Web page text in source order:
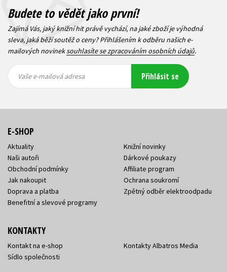
Budete to vědět jako první!
Zajímá Vás, jaký knižní hit právě vychází, na jaké zboží je výhodná
sleva, jaká běží soutěž o ceny? Přihlášením k odběru našich e-
mailových novineksouhlasíte se zpracováním osobních údajů.
mailová
mailová
Vaše e-mailová adresa Přihlásit se
E-SHOP
Aktuality
Naši autoři
Obchodní podmínky
Jak nakoupit
Doprava a platba
Benefitní a slevové programy
Knižní novinky
Dárkové poukazy
Affiliate program
Ochrana soukromí
Zpětný odběr elektroodpadu
KONTAKTY
Kontakt na e-shop
Sídlo společnosti
Kontakty Albatros Media